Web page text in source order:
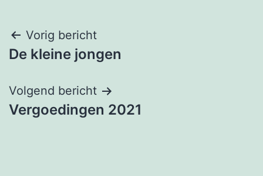
Bericht
navigatie
Vorig bericht
De kleine jongen
Volgend bericht
Vergoedingen 2021